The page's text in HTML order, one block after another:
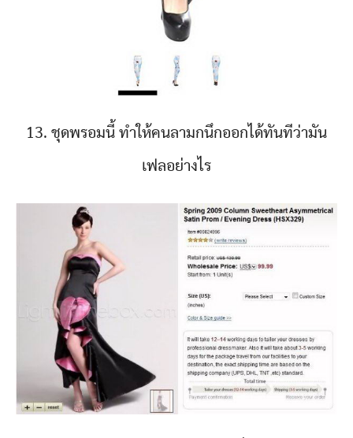
13. ชุดพรอมนี้ ทำให้คนลามกนึกออกได้ทันทีว่ามัน
เฟลอย่างไร